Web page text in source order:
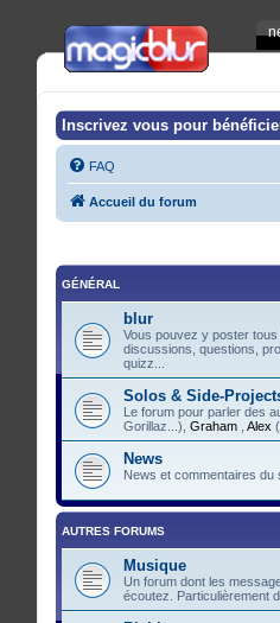
Inscrivez vous pour
FAQ
Accueil du forum
GÉNÉRAL
blur
Vous pouvez y poster
discussions, questions,
quizz...
Solos & Side-
Le forum pour parler des
Gorillaz...), Graham Alex
News
News et commentaires du
AUTRES FORUMS
Musique
Un forum dont les
écoutez. Particulièrement